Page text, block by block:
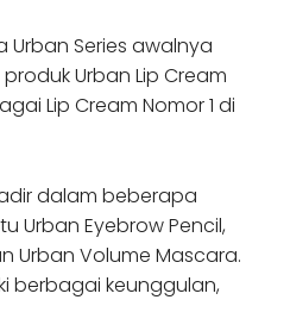
Urban Series awalnya
Urban Lip Cream
Lip Cream Nomor 1 di
dalam beberapa
Urban Eyebrow Pencil,
Urban Volume Mascara.
berbagai keunggulan,